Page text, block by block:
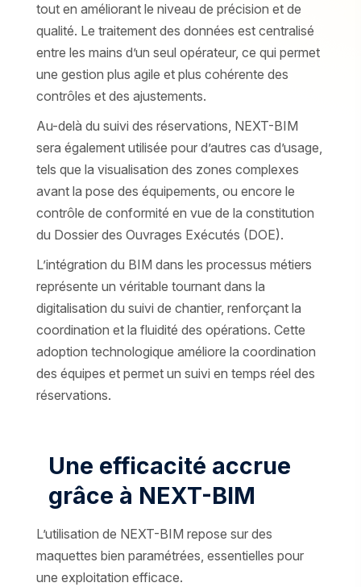
tout en améliorant le niveau de précision et de
qualité. Le traitement des données est centralisé
entre les mains d’un seul opérateur, ce qui permet
une gestion plus agile et plus cohérente des
contrôles et des ajustements.
Au-delà du suivi des réservations, NEXT-BIM
sera également utilisée pour d’autres cas d’usage,
tels que la visualisation des zones complexes
avant la pose des équipements, ou encore le
contrôle de conformité en vue de la constitution
du Dossier des Ouvrages Exécutés (DOE).
L’intégration du BIM dans les processus métiers
représente un véritable tournant dans la
digitalisation du suivi de chantier, renforçant la
coordination et la fluidité des opérations. Cette
adoption technologique améliore la coordination
des équipes et permet un suivi en temps réel des
réservations.
Une efficacité accrue
grâce à NEXT-BIM
L’utilisation de NEXT-BIM repose sur des
maquettes bien paramétrées, essentielles pour
une exploitation efficace.